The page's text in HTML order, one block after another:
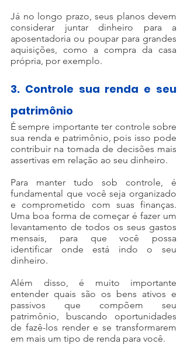
Já no longo prazo, seus planos devem
considerar juntar dinheiro para a
aposentadoria ou poupar para grandes
aquisições, como a compra da casa
própria, por exemplo.
3. Controle sua renda e seu
patrimônio
É sempre importante ter controle sobre
sua renda e patrimônio, pois isso pode
contribuir na tomada de decisões mais
assertivas em relação ao seu dinheiro.
Para manter tudo sob controle, é
fundamental que você seja organizado
e comprometido com suas finanças.
Uma boa forma de começar é fazer um
levantamento de todos os seus gastos
mensais, para que você possa
identificar onde está indo o seu
dinheiro.
Além disso, é muito importante
entender quais são os bens ativos e
passivos que compõem seu
patrimônio, buscando oportunidades
de fazê-los render e se transformarem
em mais um tipo de renda para você.